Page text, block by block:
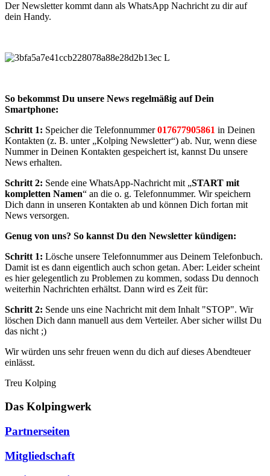
Der Newsletter kommt dann als WhatsApp Nachricht zu dir auf
dein Handy.
So bekommst Du unsere News regelmäßig auf Dein
Smartphone:
Schritt 1: Speicher die Telefonnummer017677905861 in Deinen
Kontakten (z. B. unter „Kolping Newsletter“) ab. Nur, wenn diese
Nummer in Deinen Kontakten gespeichert ist, kannst Du unsere
News erhalten.
Schritt 2: Sende eine WhatsApp-Nachricht mit „START mit
kompletten Namen“ an die o. g. Telefonnummer. Wir speichern
Dich dann in unseren Kontakten ab und können Dich fortan mit
News versorgen.
Genug von uns? So kannst Du den Newsletter kündigen:
Schritt 1: Lösche unsere Telefonnummer aus Deinem Telefonbuch.
Damit ist es dann eigentlich auch schon getan. Aber: Leider scheint
es hier gelegentlich zu Problemen zu kommen, sodass Du dennoch
weiterhin Nachrichten erhältst. Dann wird es Zeit für:
Schritt 2: Sende uns eine Nachricht mit dem Inhalt "STOP". Wir
löschen Dich dann manuell aus dem Verteiler. Aber sicher willst Du
das nicht ;)
Wir würden uns sehr freuen wenn du dich auf dieses Abendteuer
einlässt.
Treu Kolping
Das Kolpingwerk
Partnerseiten
Mitgliedschaft